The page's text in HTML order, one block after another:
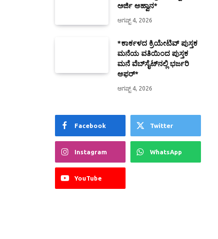
ಅರ್ಜಿ ಆಹ್ವಾನ*
ಆಗಷ್ಟ್ 4, 2026
*ಕಾರ್ಕಳದ ಕ್ರಿಯೇಟಿವ್ ಪುಸ್ತಕ
ಮನೆಯ ವತಿಯಿಂದ ಪುಸ್ತಕ
ಮನೆ ವೆಬ್‍ಸೈಟ್‍ನಲ್ಲಿ ಭರ್ಜರಿ
ಆಫರ್*
ಆಗಷ್ಟ್ 4, 2026
Facebook Twitter
Instagram WhatsApp
YouTube